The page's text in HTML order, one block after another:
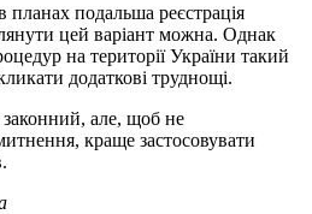
подальша реєстрація
цей варіант можна. Однак
на території України такий
додаткові труднощі.
законний, але, щоб не
краще застосовувати